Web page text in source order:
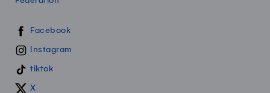
Swissmilk sur les réseaux sociaux
Facebook
Instagram
tiktok
X